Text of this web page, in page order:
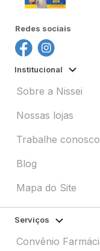
Redes sociais
Institucional
Sobre a Nissei
Nossas lojas
Trabalhe conosco
Blog
Mapa do Site
Serviços
Convênio